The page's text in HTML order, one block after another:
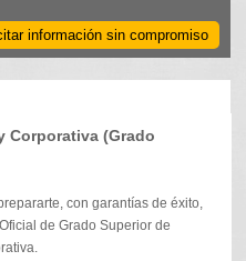
información sin compromiso
Corporativa (Grado
con garantías de éxito,
de Grado Superior de